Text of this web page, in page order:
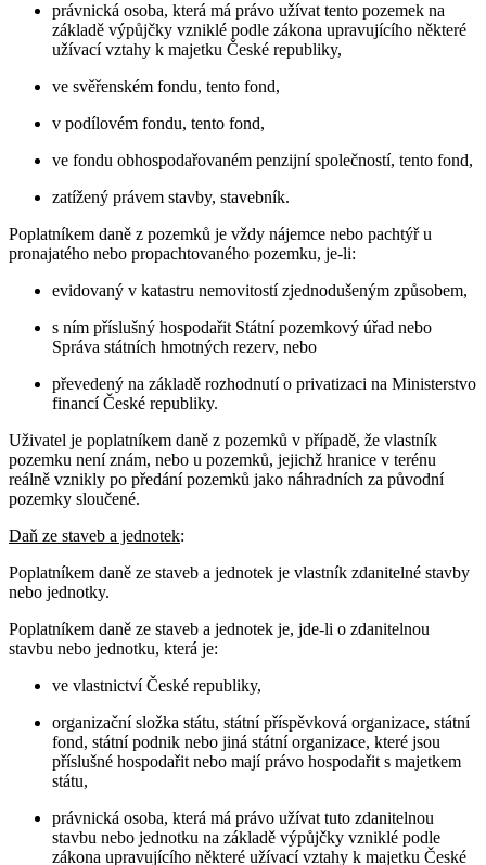
právnická osoba, která má právo užívat tento pozemek na
základě výpůjčky vzniklé podle zákona upravujícího některé
užívací vztahy k majetku České republiky,
ve svěřenském fondu, tento fond,
v podílovém fondu, tento fond,
ve fondu obhospodařovaném penzijní společností, tento fond,
zatížený právem stavby, stavebník.
Poplatníkem daně z pozemků je vždy nájemce nebo pachtýř u
pronajatého nebo propachtovaného pozemku, je-li:
evidovaný v katastru nemovitostí zjednodušeným způsobem,
s ním příslušný hospodařit Státní pozemkový úřad nebo
Správa státních hmotných rezerv, nebo
převedený na základě rozhodnutí o privatizaci na Ministerstvo
financí České republiky.
Uživatel je poplatníkem daně z pozemků v případě, že vlastník
pozemku není znám, nebo u pozemků, jejichž hranice v terénu
reálně vznikly po předání pozemků jako náhradních za původní
pozemky sloučené.
Daň ze staveb a jednotek:
Poplatníkem daně ze staveb a jednotek je vlastník zdanitelné stavby
nebo jednotky.
Poplatníkem daně ze staveb a jednotek je, jde-li o zdanitelnou
stavbu nebo jednotku, která je:
ve vlastnictví České republiky,
organizační složka státu, státní příspěvková organizace, státní
fond, státní podnik nebo jiná státní organizace, které jsou
příslušné hospodařit nebo mají právo hospodařit s majetkem
státu,
právnická osoba, která má právo užívat tuto zdanitelnou
stavbu nebo jednotku na základě výpůjčky vzniklé podle
zákona upravujícího některé užívací vztahy k majetku České